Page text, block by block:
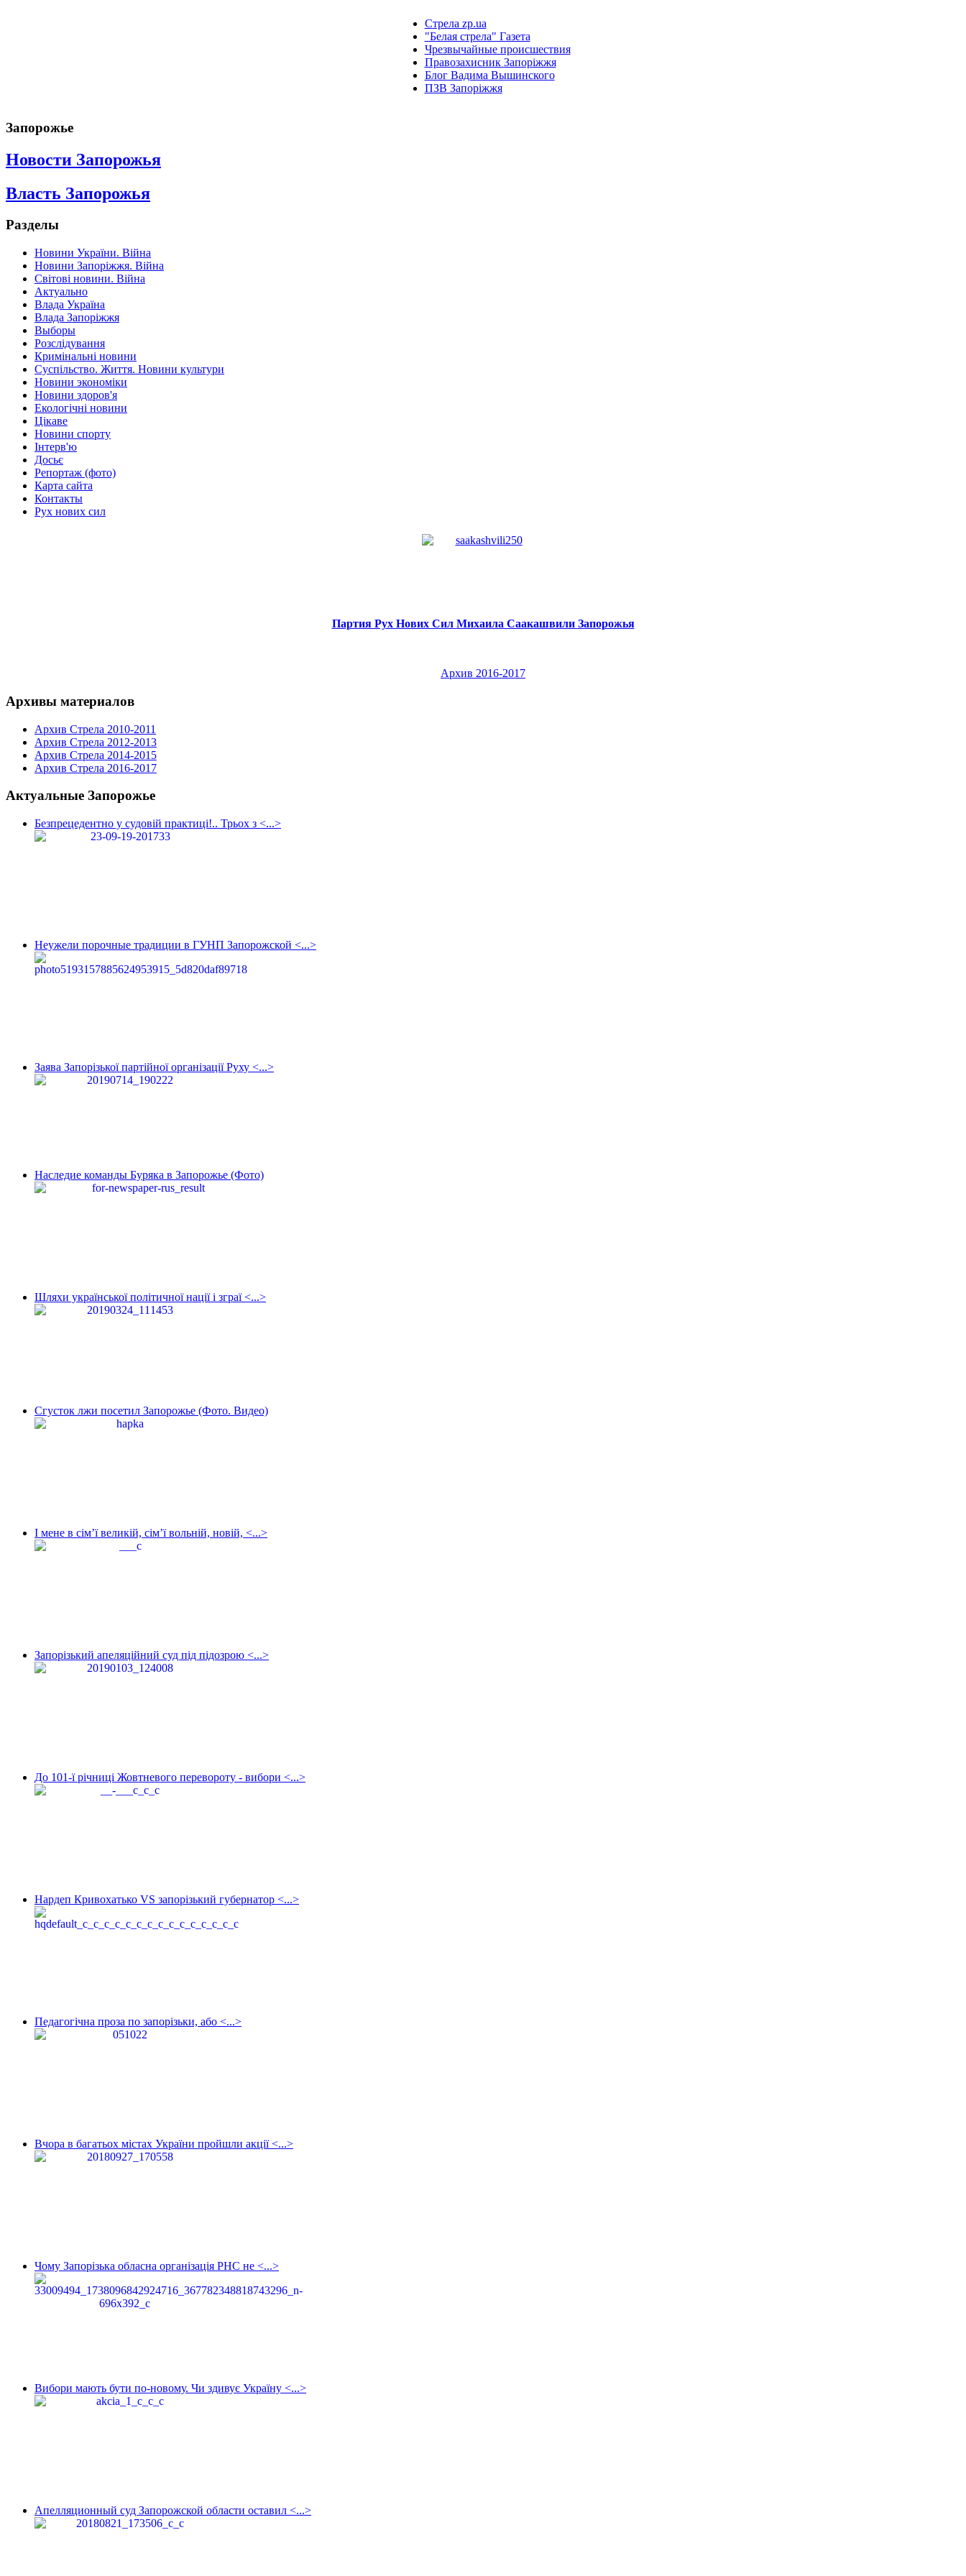
Стрела zp.ua
"Белая стрела" Газета
Чрезвычайные происшествия
Правозахисник Запоріжжя
Блог Вадима Вышинского
ПЗВ Запоріжжя
Запорожье
Новости Запорожья
Власть Запорожья
Разделы
Новини України. Війна
Новини Запоріжжя. Війна
Світові новини. Війна
Актуально
Влада Україна
Влада Запоріжжя
Выборы
Розслідування
Кримінальні новини
Суспільство. Життя. Новини культури
Новини экономіки
Новини здоров'я
Екологічні новини
Цікаве
Новини спорту
Інтерв'ю
Досьє
Репортаж (фото)
Карта сайта
Контакты
Рух нових сил
Партия Рух Нових Сил Михаила Саакашвили Запорожья
Архив 2016-2017
Архивы материалов
Архив Стрела 2010-2011
Архив Стрела 2012-2013
Архив Стрела 2014-2015
Архив Стрела 2016-2017
Актуальные Запорожье
Безпрецедентно у судовій практиці!.. Трьох з <...>
Неужели порочные традиции в ГУНП Запорожской <...>
Заява Запорізької партійної організації Руху <...>
Наследие команды Буряка в Запорожье (Фото)
Шляхи української політичної нації і зграї <...>
Сгусток лжи посетил Запорожье (Фото. Видео)
І мене в сім’ї великій, сім’ї вольній, новій, <...>
Запорізький апеляційний суд під підозрою <...>
До 101-ї річниці Жовтневого перевороту - вибори <...>
Нардеп Кривохатько VS запорізький губернатор <...>
Педагогічна проза по запорізьки, або <...>
Вчора в багатьох містах України пройшли акції <...>
Чому Запорізька обласна організація РНС не <...>
Вибори мають бути по-новому. Чи здивує Україну <...>
Апелляционный суд Запорожской области оставил <...>